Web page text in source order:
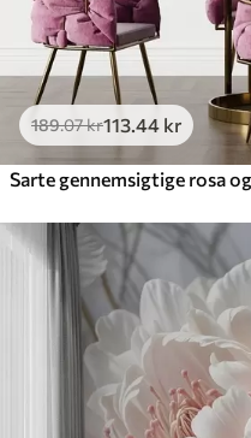
189.07kr113 .44 kr